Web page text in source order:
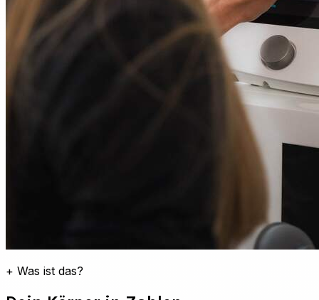
+ Was ist das?